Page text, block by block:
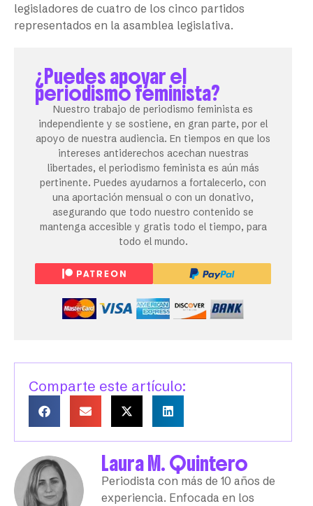
legisladores de cuatro de los cinco partidos
representados en la asamblea legislativa.
¿Puedes apoyar el
periodismo feminista?
Nuestro trabajo de periodismo feminista es
independiente y se sostiene, en gran parte, por el
apoyo de nuestra audiencia. En tiempos en que los
intereses antiderechos acechan nuestras
libertades, el periodismo feminista es aún más
pertinente. Puedes ayudarnos a fortalecerlo, con
una aportación mensual o con un donativo,
asegurando que todo nuestro contenido se
mantenga accesible y gratis todo el tiempo, para
todo el mundo.
Comparte este artículo:
Laura M. Quintero
Periodista con más de 10 años de
experiencia. Enfocada en los